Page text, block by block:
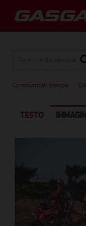
MEDIA
CONTATTI
Communicati stampa
TESTO